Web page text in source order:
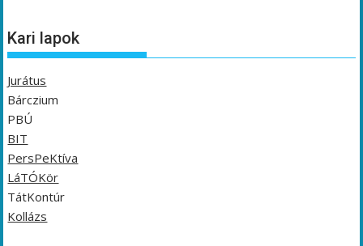
Kari lapok
Jurátus
Bárczium
PBÚ
BIT
PersPeKtíva
LáTÓKör
TátKontúr
Kollázs